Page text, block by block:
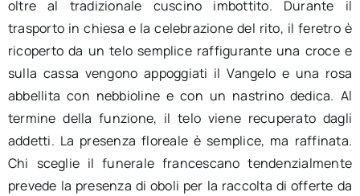
oltre al tradizionale cuscino imbottito. Durante il
trasporto in chiesa e la celebrazione del rito, il feretro è
ricoperto da un telo semplice raffigurante una croce e
sulla cassa vengono appoggiati il Vangelo e una rosa
abbellita con nebbioline e con un nastrino dedica. Al
termine della funzione, il telo viene recuperato dagli
addetti. La presenza floreale è semplice, ma raffinata.
Chi sceglie il funerale francescano tendenzialmente
prevede la presenza di oboli per la raccolta di offerte da